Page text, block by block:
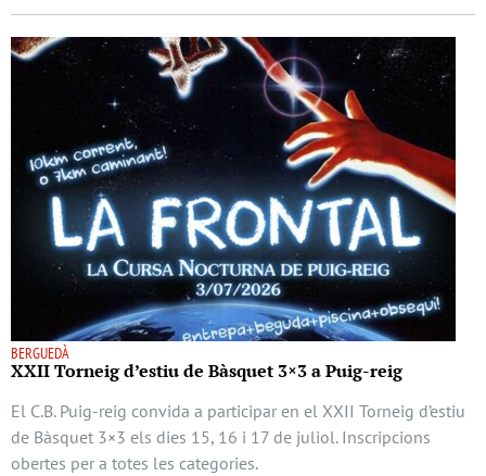
BERGUEDÀ
XXII Torneig d’estiu de Bàsquet 3×3 a Puig-reig
El C.B. Puig-reig convida a participar en el XXII Torneig d’estiu
de Bàsquet 3×3 els dies 15, 16 i 17 de juliol. Inscripcions
obertes per a totes les categories.